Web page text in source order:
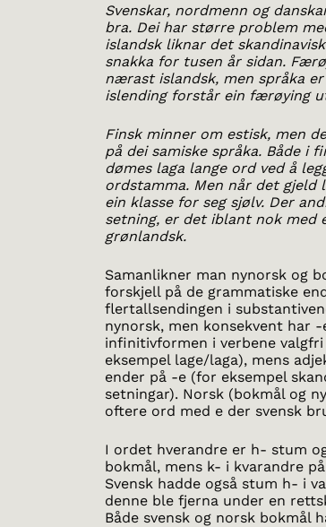
Svenskar, nordmenn og
bra. Dei har større problem
islandsk liknar det
snakka for tusen år sidan.
nærast islandsk, men språka
islending forstår ein færøying
Finsk minner om estisk, men
på dei samiske språka. Både i
dømes laga lange ord ved å
ordstamma. Men når det gjeld
ein klasse for seg sjølv. Der
setning, er det iblant nok med
grønlandsk.
Samanlikner man nynorsk og
forskjell på de grammatiske
flertallsendingen i
nynorsk, men konsekvent har
infinitivformen i verbene
eksempel lage/laga), mens
ender på -e (for eksempel
setningar). Norsk (bokmål og
oftere ord med e der svensk
I ordet hverandre er h- stum
bokmål, mens k- i kvarandre
Svensk hadde også stum h- i
denne ble fjerna under en
Både svensk og norsk bokmål